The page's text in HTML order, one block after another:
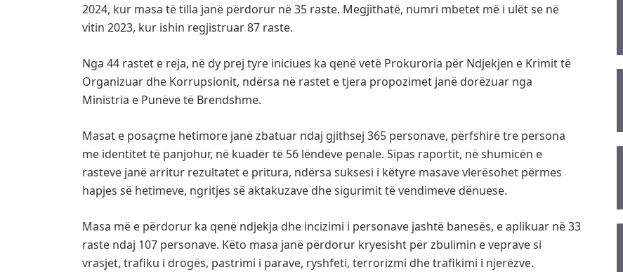
2024, kur masa të tilla janë përdorur në 35 raste. Megjithatë, numri mbetet më i ulët se në
vitin 2023, kur ishin regjistruar 87 raste.
Nga 44 rastet e reja, në dy prej tyre iniciues ka qenë vetë Prokuroria për Ndjekjen e Krimit të
Organizuar dhe Korrupsionit, ndërsa në rastet e tjera propozimet janë dorëzuar nga
Ministria e Punëve të Brendshme.
Masat e posaçme hetimore janë zbatuar ndaj gjithsej 365 personave, përfshirë tre persona
me identitet të panjohur, në kuadër të 56 lëndëve penale. Sipas raportit, në shumicën e
rasteve janë arritur rezultatet e pritura, ndërsa suksesi i këtyre masave vlerësohet përmes
hapjes së hetimeve, ngritjes së aktakuzave dhe sigurimit të vendimeve dënuese.
Masa më e përdorur ka qenë ndjekja dhe incizimi i personave jashtë banesës, e aplikuar në 33
raste ndaj 107 personave. Këto masa janë përdorur kryesisht për zbulimin e veprave si
vrasjet, trafiku i drogës, pastrimi i parave, ryshfeti, terrorizmi dhe trafikimi i njerëzve.